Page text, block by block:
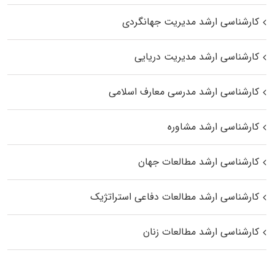
کارشناسی ارشد مدیریت جهانگردی
کارشناسی ارشد مدیریت دریایی
کارشناسی ارشد مدرسی معارف اسلامی
کارشناسی ارشد مشاوره
کارشناسی ارشد مطالعات جهان
کارشناسی ارشد مطالعات دفاعی استراتژیک
کارشناسی ارشد مطالعات زنان